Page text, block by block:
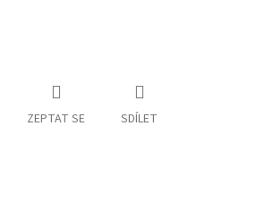
ZEPTAT SE SDÍLET